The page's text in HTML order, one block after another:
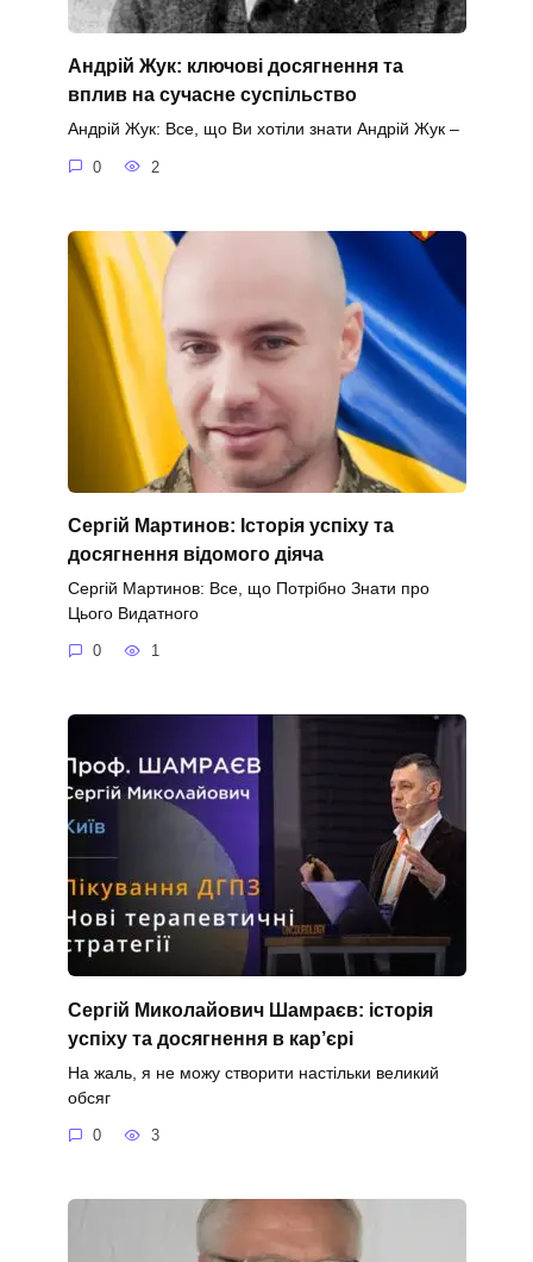
Андрій Жук: ключові досягнення та
вплив на сучасне суспільство
Андрій Жук: Все, що Ви хотіли знати Андрій Жук –
0 2
Сергій Мартинов: Історія успіху та
досягнення відомого діяча
Сергій Мартинов: Все, що Потрібно Знати про
Цього Видатного
0 1
Сергій Миколайович Шамраєв: історія
успіху та досягнення в кар’єрі
На жаль, я не можу створити настільки великий
обсяг
0 3